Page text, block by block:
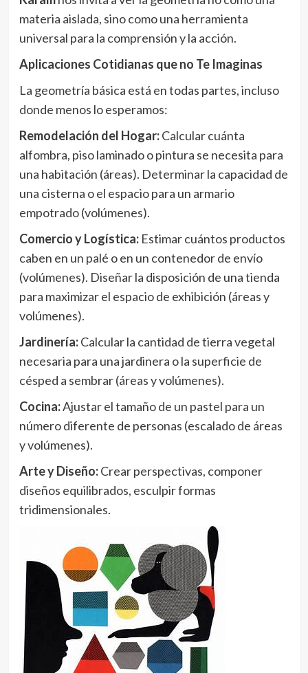
materia aislada, sino como una herramienta
universal para la comprensión y la acción.
Aplicaciones Cotidianas que no Te Imaginas
La geometría básica está en todas partes, incluso
donde menos lo esperamos:
Remodelación del Hogar:Calcular cuánta
alfombra, piso laminado o pintura se necesita para
una habitación (áreas). Determinar la capacidad de
una cisterna o el espacio para un armario
empotrado (volúmenes).
Comercio y Logística:Estimar cuántos productos
caben en un palé o en un contenedor de envío
(volúmenes). Diseñar la disposición de una tienda
para maximizar el espacio de exhibición (áreas y
volúmenes).
Jardinería:Calcular la cantidad de tierra vegetal
necesaria para una jardinera o la superficie de
césped a sembrar (áreas y volúmenes).
Cocina:Ajustar el tamaño de un pastel para un
número diferente de personas (escalado de áreas
y volúmenes).
Arte y Diseño:Crear perspectivas, componer
diseños equilibrados, esculpir formas
tridimensionales.